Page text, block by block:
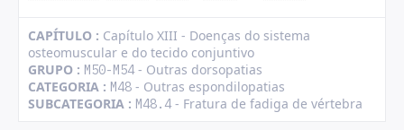
CAPÍTULO : Capítulo XIII - Doenças do sistema
osteomuscular e do tecido conjuntivo
GRUPO : M50-M54- Outras dorsopatias
CATEGORIA : M48 - Outras espondilopatias
SUBCATEGORIA : M48.4- Fratura de fadiga de vértebra